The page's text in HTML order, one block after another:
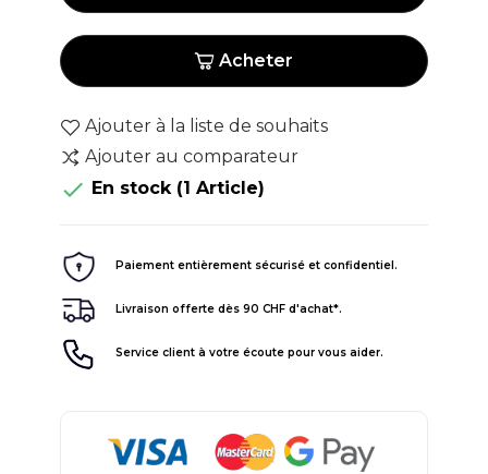
Acheter
Ajouter à la liste de souhaits
Ajouter au comparateur
 En stock (1 Article)
Paiement entièrement sécurisé et confidentiel.
Livraison offerte dès 90 CHF d'achat*.
Service client à votre écoute pour vous aider.